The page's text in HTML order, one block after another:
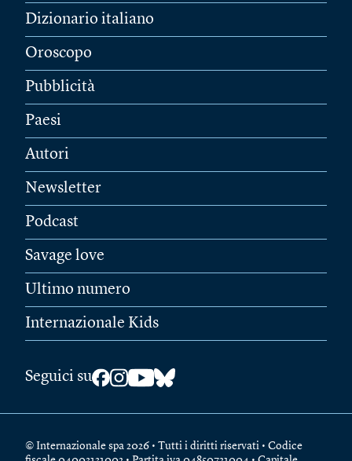
Dizionario italiano
Oroscopo
Pubblicità
Paesi
Autori
Newsletter
Podcast
Savage love
Ultimo numero
Internazionale Kids
Seguici su
© Internazionale spa 2026 • Tutti i diritti riservati • Codice